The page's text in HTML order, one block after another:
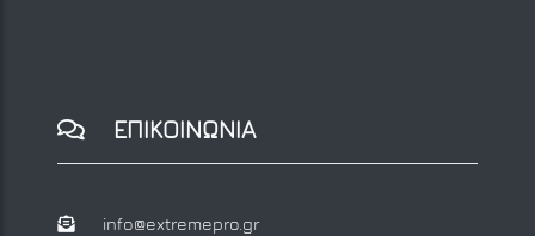
ΕΠΙΚΟΙΝΩΝΙΑ
info@extremepro.gr